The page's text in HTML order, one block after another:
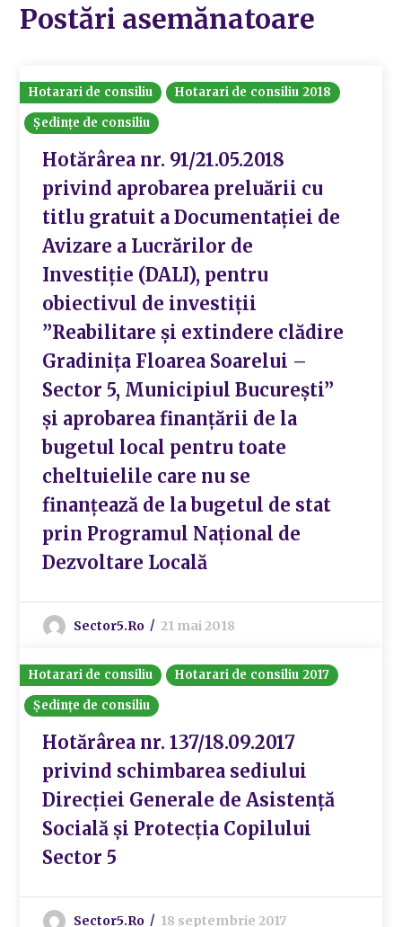
Postări asemănatoare
Hotarari de consiliu
Hotarari de consiliu 2018
Ședințe de consiliu
Hotărârea nr. 91/21.05.2018
privind aprobarea preluării cu
titlu gratuit a Documentației de
Avizare a Lucrărilor de
Investiție (DALI), pentru
obiectivul de investiții
”Reabilitare și extindere clădire
Gradinița Floarea Soarelui –
Sector 5, Municipiul București”
și aprobarea finanțării de la
bugetul local pentru toate
cheltuielile care nu se
finanțează de la bugetul de stat
prin Programul Național de
Dezvoltare Locală
Sector5.ro 21 mai 2018
Hotarari de consiliu
Hotarari de consiliu 2017
Ședințe de consiliu
Hotărârea nr. 137/18.09.2017
privind schimbarea sediului
Direcției Generale de Asistență
Socială și Protecția Copilului
Sector 5
Sector5.ro 18 septembrie 2017